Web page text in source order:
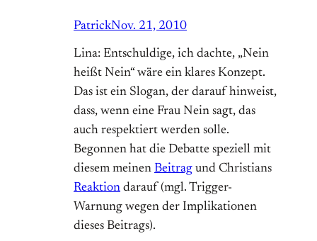
PatrickNov. 21, 2010
Lina: Entschuldige, ich dachte, „Nein
heißt Nein“ wäre ein klares Konzept.
Das ist ein Slogan, der darauf hinweist,
dass, wenn eine Frau Nein sagt, das
auch respektiert werden solle.
Begonnen hat die Debatte speziell mit
diesem meinen Beitrag und Christians
Reaktion darauf (mgl. Trigger-
Warnung wegen der Implikationen
dieses Beitrags).